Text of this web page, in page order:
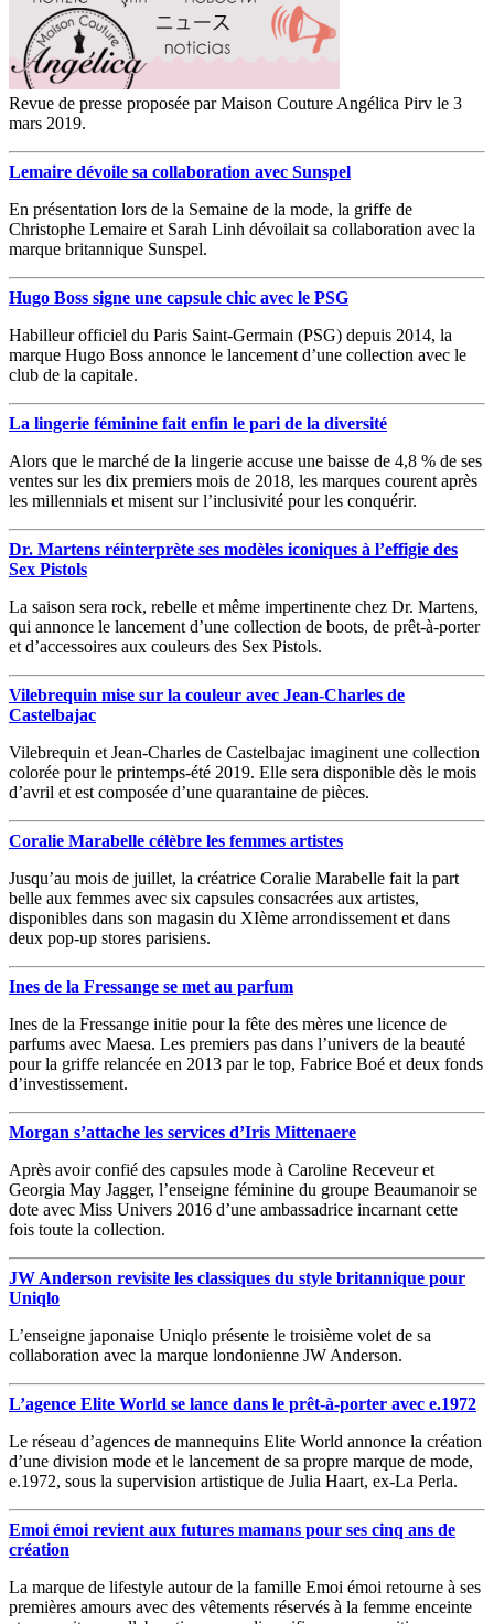
Revue de presse proposée par Maison Couture Angélica Pirv le 3
mars 2019.
Lemaire dévoile sa collaboration avec Sunspel
En présentation lors de la Semaine de la mode, la griffe de
Christophe Lemaire et Sarah Linh dévoilait sa collaboration avec la
marque britannique Sunspel.
Hugo Boss signe une capsule chic avec le PSG
Habilleur officiel du Paris Saint-Germain (PSG) depuis 2014, la
marque Hugo Boss annonce le lancement d’une collection avec le
club de la capitale.
La lingerie féminine fait enfin le pari de la diversité
Alors que le marché de la lingerie accuse une baisse de 4,8 % de ses
ventes sur les dix premiers mois de 2018, les marques courent après
les millennials et misent sur l’inclusivité pour les conquérir.
Dr. Martens réinterprète ses modèles iconiques à l’effigie des
Sex Pistols
La saison sera rock, rebelle et même impertinente chez Dr. Martens,
qui annonce le lancement d’une collection de boots, de prêt-à-porter
et d’accessoires aux couleurs des Sex Pistols.
Vilebrequin mise sur la couleur avec Jean-Charles de
Castelbajac
Vilebrequin et Jean-Charles de Castelbajac imaginent une collection
colorée pour le printemps-été 2019. Elle sera disponible dès le mois
d’avril et est composée d’une quarantaine de pièces.
Coralie Marabelle célèbre les femmes artistes
Jusqu’au mois de juillet, la créatrice Coralie Marabelle fait la part
belle aux femmes avec six capsules consacrées aux artistes,
disponibles dans son magasin du XIème arrondissement et dans
deux pop-up stores parisiens.
Ines de la Fressange se met au parfum
Ines de la Fressange initie pour la fête des mères une licence de
parfums avec Maesa. Les premiers pas dans l’univers de la beauté
pour la griffe relancée en 2013 par le top, Fabrice Boé et deux fonds
d’investissement.
Morgan s’attache les services d’Iris Mittenaere
Après avoir confié des capsules mode à Caroline Receveur et
Georgia May Jagger, l’enseigne féminine du groupe Beaumanoir se
dote avec Miss Univers 2016 d’une ambassadrice incarnant cette
fois toute la collection.
JW Anderson revisite les classiques du style britannique pour
Uniqlo
L’enseigne japonaise Uniqlo présente le troisième volet de sa
collaboration avec la marque londonienne JW Anderson.
L’agence Elite World se lance dans le prêt-à-porter avec e.1972
Le réseau d’agences de mannequins Elite World annonce la création
d’une division mode et le lancement de sa propre marque de mode,
e.1972, sous la supervision artistique de Julia Haart, ex-La Perla.
Emoi émoi revient aux futures mamans pour ses cinq ans de
création
La marque de lifestyle autour de la famille Emoi émoi retourne à ses
premières amours avec des vêtements réservés à la femme enceinte